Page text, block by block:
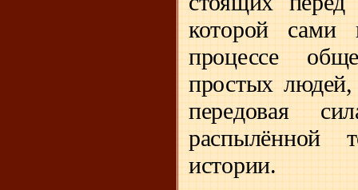
которой сами
процессе
простых
передовая
распылённой
истории.